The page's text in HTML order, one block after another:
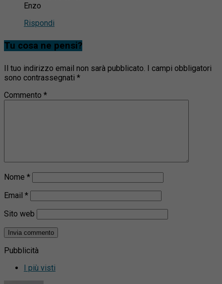
Enzo
Rispondi
Tu cosa ne pensi?
Il tuo indirizzo email non sarà pubblicato. I campi obbligatori
sono contrassegnati *
Commento *
Nome *
Email *
Sito web
Pubblicità
I più visti